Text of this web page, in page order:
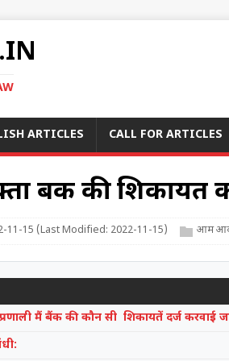
ARTICLES CALL FOR ARTICLES
बैंक की शिकायत
11-15 (Last Modified: 2022-11-15) आम
मैं बैंक की कौन सी शिकायतें दर्ज करवाई